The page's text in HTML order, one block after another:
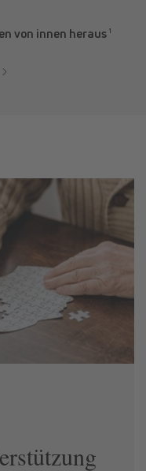
von innen heraus¹